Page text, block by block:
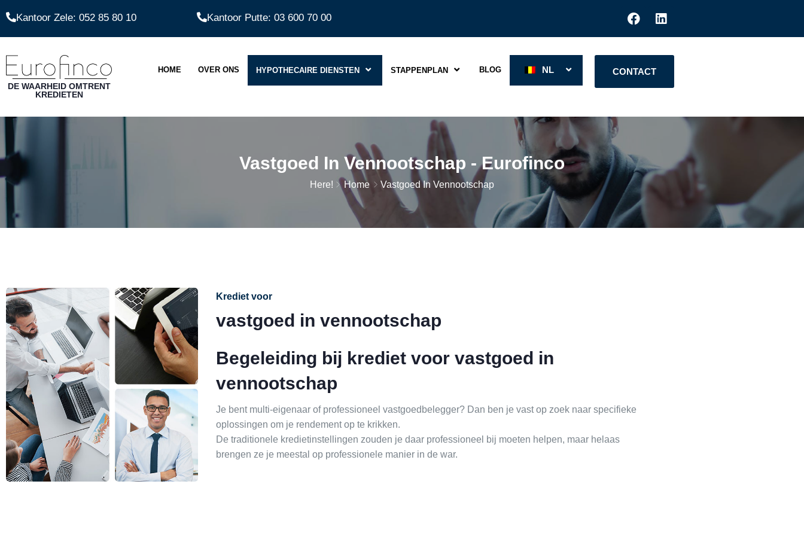
Kantoor Zele: 052 85 80 10 Kantoor Putte: 03 600 70 00
DE WAARHEID OMTRENT
KREDIETEN
HOME OVER ONS HYPOTHECAIRE DIENSTEN STAPPENPLAN BLOG NL CONTACT
Vastgoed In Vennootschap - Eurofinco
Here! Home Vastgoed In Vennootschap
Krediet voor
vastgoed in vennootschap
Begeleiding bij krediet voor vastgoed in
vennootschap
Je bent multi-eigenaar of professioneel vastgoedbelegger? Dan ben je vast op zoek naar specifieke
oplossingen om je rendement op te krikken.
De traditionele kredietinstellingen zouden je daar professioneel bij moeten helpen, maar helaas
brengen ze je meestal op professionele manier in de war.